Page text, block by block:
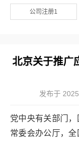
公司注册1
北京关于推广
发布于
党中央有关部门
常委会办公厅，